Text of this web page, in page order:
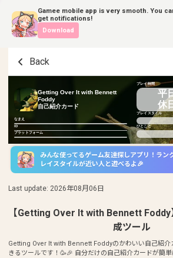
Gamee mobile app is very smooth. You
get notifications!
Download
Back
Getting Over It with Bennett
Foddy
自己紹介カード
なまえ
ID
プラットフォーム
プレイ時間
平
休
プレイスタイル
ひとこと
みんな使ってるゲーム友達探しアプリ！ラン
レイスタイルが近い人と遊べるよ🎉
Last update: 2026年08月06日
【Getting Over It with Bennett
成ツール
Getting Over It with Bennett Foddyのかわいい自己紹介
きるツールです！🥳🎉 自分だけの自己紹介カードが簡